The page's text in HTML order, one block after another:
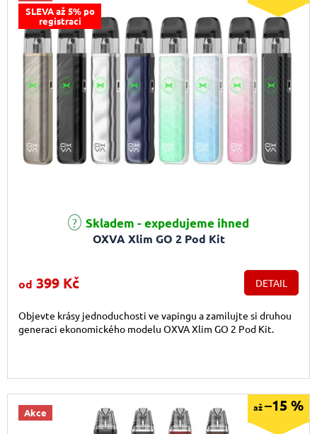
SLEVA až 5% po
registraci
OXVA Xlim GO 2 Pod Kit
Průměrné hodnocení produktu je 5,0 z 5 hvězdiček.
Skladem - expedujeme ihned
od 399 Kč DETAIL
Objevte krásy jednoduchosti ve vapingu a zamilujte si druhou
generaci ekonomického modelu OXVA Xlim GO 2 Pod Kit.
Akce až–15 %